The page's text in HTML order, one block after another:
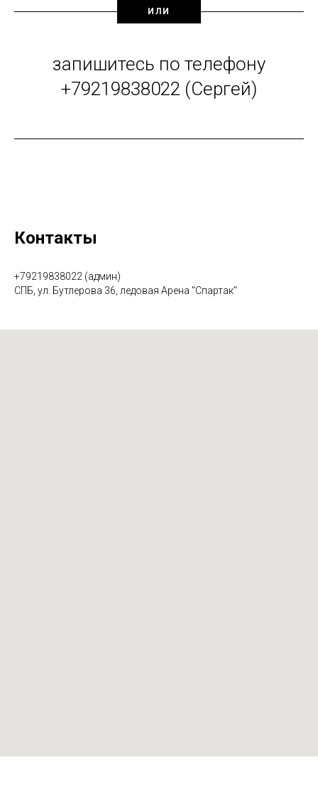
ИЛИ
запишитесь по телефону
+79219838022 (Сергей)
Контакты
+79219838022 (админ)
СПБ, ул. Бутлерова 36, ледовая Арена "Спартак"